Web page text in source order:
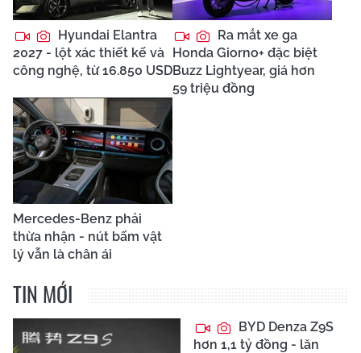
Hyundai Elantra
2027 - lột xác thiết kế và
công nghệ, từ 16.850 USD
Ra mắt xe ga
Honda Giorno+ đặc biệt
Buzz Lightyear, giá hơn
59 triệu đồng
Mercedes-Benz phải
thừa nhận - nút bấm vật
lý vẫn là chân ái
TIN MỚI
BYD Denza Z9S
hơn 1,1 tỷ đồng - lăn